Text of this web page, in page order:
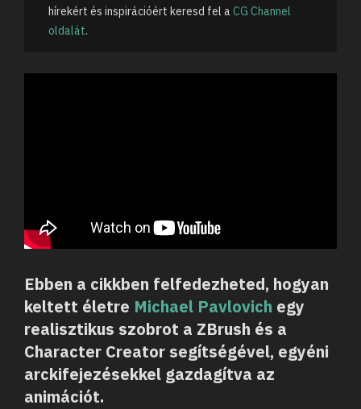
hírekért és inspirációért keresd fel aCG Channel
oldalát.
Ebben a cikkben felfedezheted, hogyan
keltett életre Michael Pavlovich egy
realisztikus szobrot a ZBrush és a
Character Creator segítségével, egyéni
arckifejezésekkel gazdagítva az
animációt.